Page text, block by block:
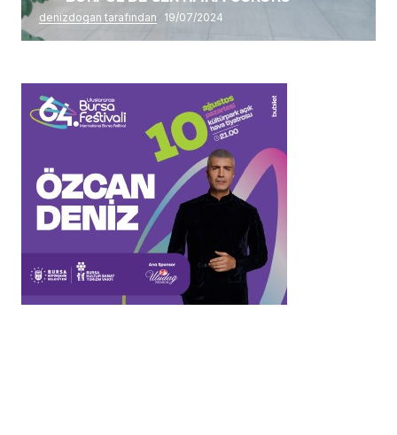
denizdogan tarafından 19/07/2024